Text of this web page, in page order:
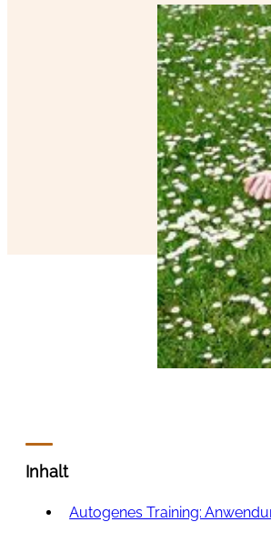
Inhalt
Autogenes Training: